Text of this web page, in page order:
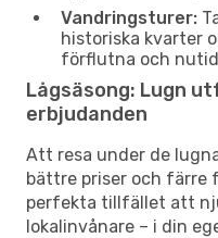
Vandringsturer:
historiska kvarter
förflutna och
Lågsäsong: Lugn
erbjudanden
Att resa under de
bättre priser och färre
perfekta tillfället att
lokalinvånare – i din